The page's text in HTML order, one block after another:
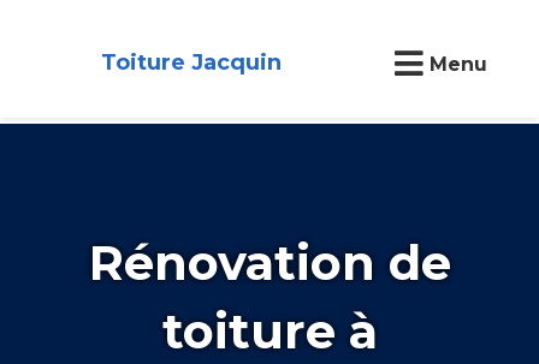
Toiture Jacquin Menu
Rénovation de
toiture à